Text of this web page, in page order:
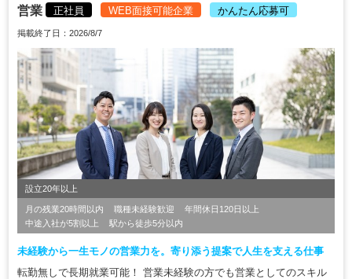
営業
正社員 WEB面接可能企業 かんたん応募可
掲載終了日：2026/8/7
設立20年以上
月の残業20時間以内 職種未経験歓迎
年間休日120日以上
中途入社が5割以上
駅から徒歩5分以内
未経験から一生モノの営業力を。寄り添う提案で人生を支える仕事
転勤無しで長期就業可能！ 営業未経験の方でも営業としてのスキル